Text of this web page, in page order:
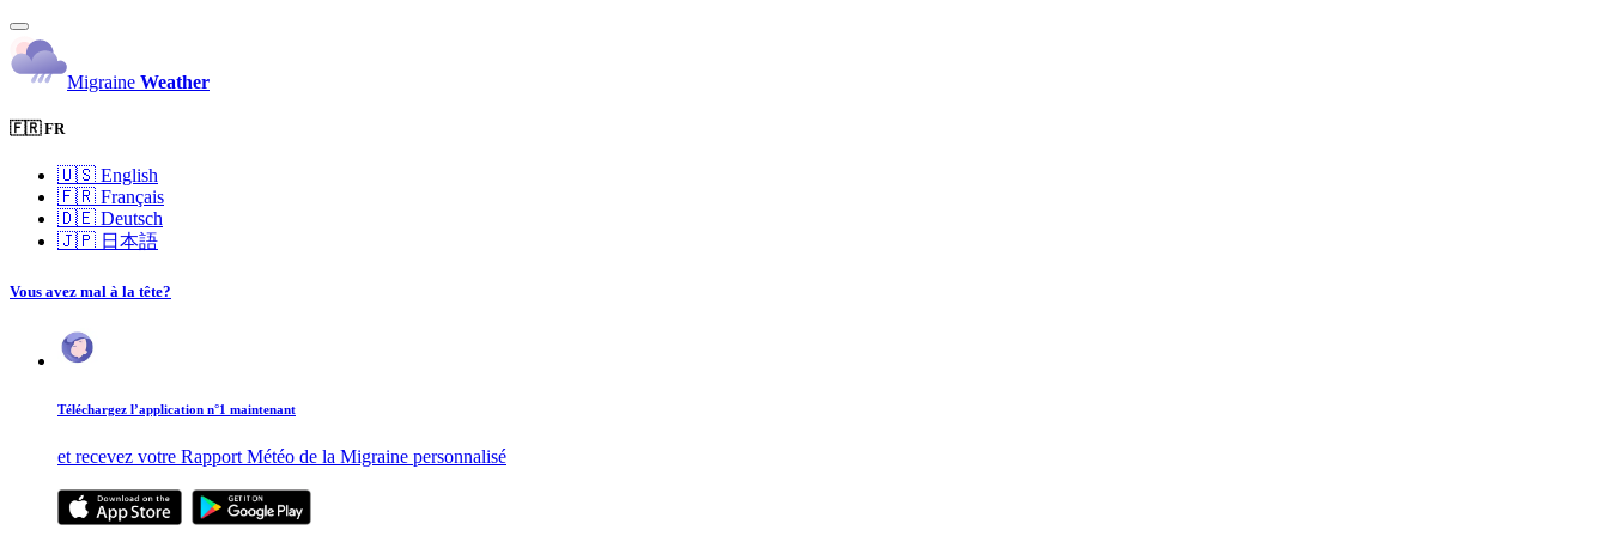
Migraine Weather
🇫🇷 FR
🇺🇸 English
🇫🇷 Français
🇩🇪 Deutsch
🇯🇵 日本語
Vous avez mal à la tête?
Téléchargez l’application n°1 maintenant
et recevez votre Rapport Météo de la Migraine personnalisé